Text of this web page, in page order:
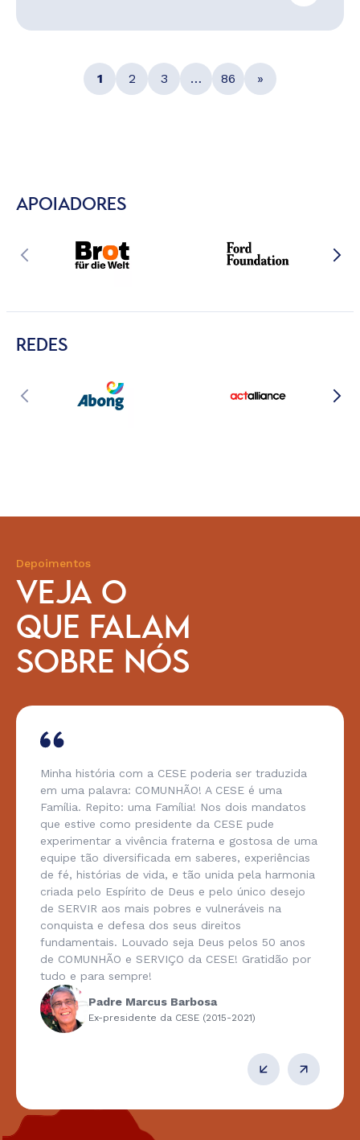
1 2 3 … 86 »
APOIADORES
REDES
Depoimentos
VEJA O
QUE FALAM
SOBRE NÓS
Minha história com a CESE poderia ser traduzida
em uma palavra: COMUNHÃO! A CESE é uma
Família. Repito: uma Família! Nos dois mandatos
que estive como presidente da CESE pude
experimentar a vivência fraterna e gostosa de uma
equipe tão diversificada em saberes, experiências
de fé, histórias de vida, e tão unida pela harmonia
criada pelo Espírito de Deus e pelo único desejo
de SERVIR aos mais pobres e vulneráveis na
conquista e defesa dos seus direitos
fundamentais. Louvado seja Deus pelos 50 anos
de COMUNHÃO e SERVIÇO da CESE! Gratidão por
tudo e para sempre!
Padre Marcus Barbosa
Ex-presidente da CESE (2015-2021)